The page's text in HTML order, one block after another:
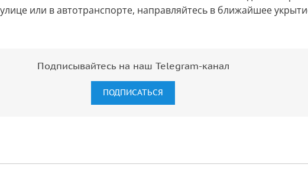
или в автотранспорте, направляйтесь в ближайшее
Подписывайтесь на наш Telegram-канал
ПОДПИСАТЬСЯ